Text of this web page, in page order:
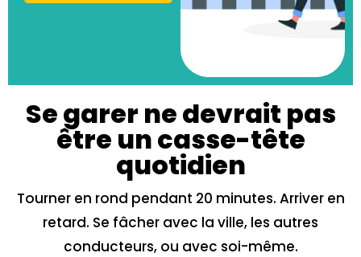
Se garer ne devrait pas
être un casse-tête
quotidien
Tourner en rond pendant 20 minutes. Arriver en
retard. Se fâcher avec la ville, les autres
conducteurs, ou avec soi-même.